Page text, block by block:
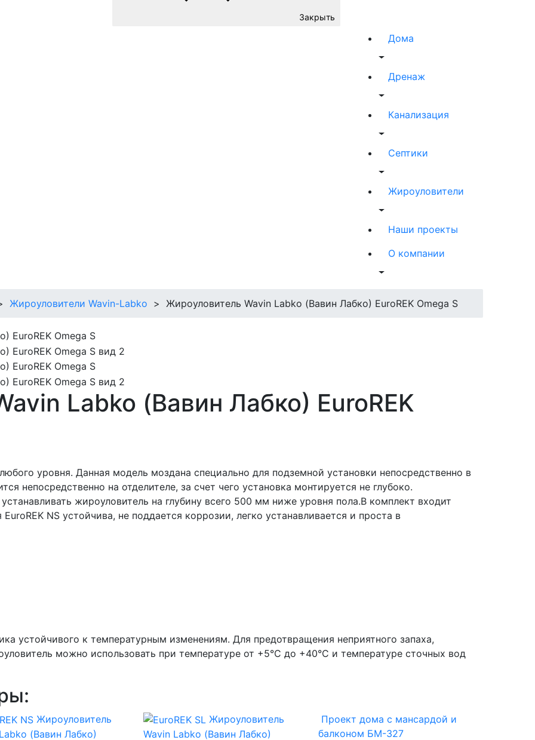
Закрыть
Дома
Дренаж
Канализация
Септики
Жироуловители
Наши проекты
О компании
Жироуловители Wavin-Labko > Жироуловитель Wavin Labko (Вавин Лабко) EuroREK Omega S
Labko (Вавин Лабко) EuroREK
уровня. Данная модель моздана специально для подземной установки непосредственно в
непосредственно на отделителе, за счет чего установка монтируется не глубоко.
жироуловитель на глубину всего 500 мм ниже уровня пола.В комплект входит
NS устойчива, не поддается коррозии, легко устанавливается и проста в
устойчивого к температурным изменениям. Для предотвращения неприятного запаха,
можно использовать при температуре от +5°С до +40°С и температуре сточных вод
Жироуловитель
(Вавин Лабко)
Жироуловитель
Wavin Labko (Вавин Лабко)
Проект дома с мансардой и
балконом БМ-327